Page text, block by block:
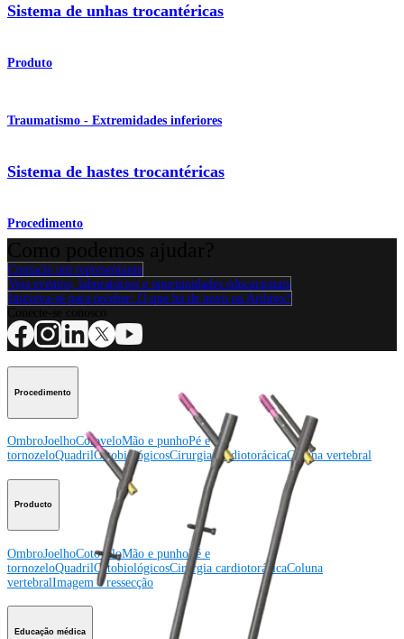
Sistema de unhas trocantéricas
Produto
Traumatismo - Extremidades inferiores
Sistema de hastes trocantéricas
Procedimento
Contacte um representante
Veja eventos, laboratórios e oportunidades educacionais
Inscreva-se para receber: O que há de novo na Arthrex?
Procedimento
OmbroJoelhoCotoveloMão e punhoPé e
tornozeloQuadrilOrtobiológicosCirurgia cardiotorácicaColuna vertebral
Producto
OmbroJoelhoCotoveloMão e punhoPé e
tornozeloQuadrilOrtobiológicosCirurgia cardiotorácicaColuna
vertebralImagem e ressecção
Educação médica